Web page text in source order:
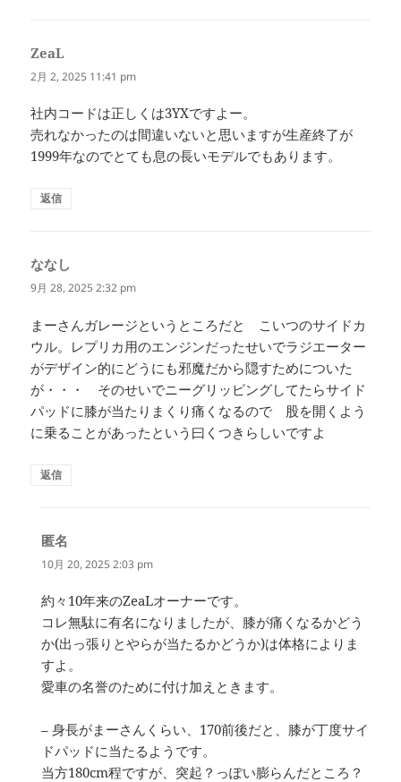
ZeaL
り:
2月 2, 2025 11:41 pm
社内コードは正しくは3YXですよー。
売れなかったのは間違いないと思いますが生産終了が
1999年なのでとても息の長いモデルでもあります。
返信
ななし
り:
9月 28, 2025 2:32 pm
まーさんガレージというところだと こいつのサイドカ
ウル。レプリカ用のエンジンだったせいでラジエーター
がデザイン的にどうにも邪魔だから隠すためについた
が・・・ そのせいでニーグリッピングしてたらサイド
パッドに膝が当たりまくり痛くなるので 股を開くよう
に乗ることがあったという曰くつきらしいですよ
返信
匿名
り:
10月 20, 2025 2:03 pm
約々10年来のZeaLオーナーです。
コレ無駄に有名になりましたが、膝が痛くなるかどう
か(出っ張りとやらが当たるかどうか)は体格によりま
すよ。
愛車の名誉のために付け加えときます。
– 身長がまーさんくらい、170前後だと、膝が丁度サイ
ドパッドに当たるようです。
当方180cm程ですが、突起？っぽい膨らんだところ？